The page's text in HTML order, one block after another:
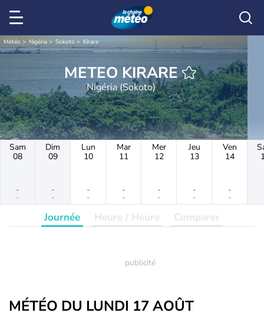
Météo Nigéria Sokoto Kirare
METEO KIRARE
Nigéria (Sokoto)
Sam
08
-
-
Dim
09
-
-
Lun
10
-
-
Mar
11
-
-
Mer
12
-
-
Jeu
13
-
-
Ven
14
-
-
Journée Heure / Heure Comparer
MÉTÉO DU LUNDI 17 AOÛT